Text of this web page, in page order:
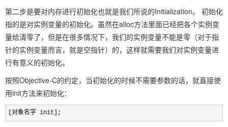
第二步是要对内存进行初始化也就是我们所说的Initialization。 初始化
指的是对实例变量的初始化。虽然在alloc方法里面已经把各个实例变
量给清零了，但是在很多情况下，我们的实例变量不能是零（对于指
针的实例变量而言，就是空指针）的，这样就需要我们对实例变量进
行有意义的初始化。
按照Objective-C的约定，当初始化的时候不需要参数的话，就直接使
用init方法来初始化：
[对象名字 init];